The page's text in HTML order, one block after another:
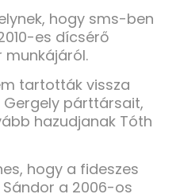
hogy sms-ben
es dícsérő
tartották vissza
párttársait,
hazudjanak Tóth
hogy a fideszes
a 2006-os